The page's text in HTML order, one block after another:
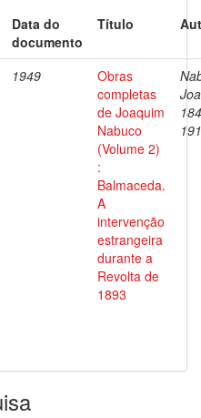
Data do
documento
Título
1949
Obras
completas
de Joaquim
Nabuco
(Volume 2)
:
Balmaceda.
A
intervenção
estrangeira
durante a
Revolta de
1893